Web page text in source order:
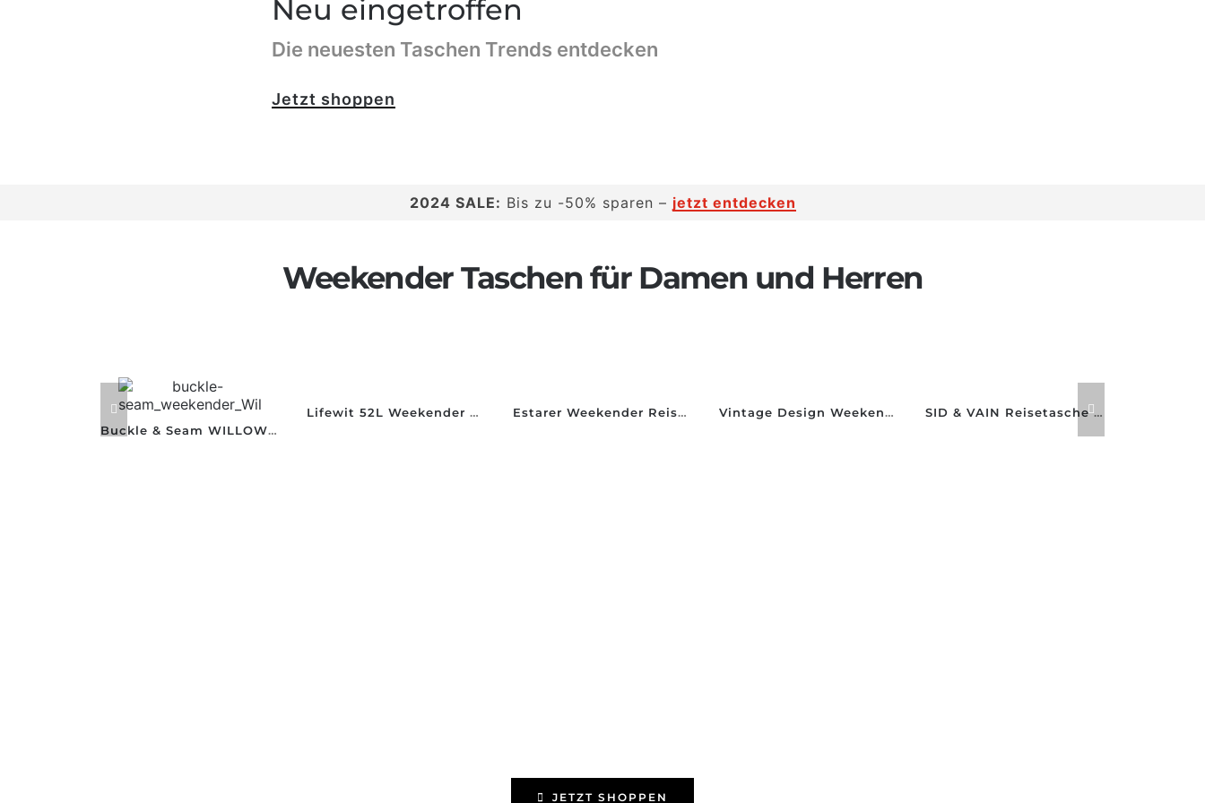
Neu eingetroffen
Die neuesten Taschen Trends entdecken
Jetzt shoppen
2024 SALE: Bis zu -50% sparen – jetzt entdecken
Weekender Taschen für Damen und Herren
Buckle & Seam WILLOW Weekender Duffel
Lifewit 52L Weekender Sporttasche Canvas Leder Estarer Weekender Reisetasche Sporttasche Unisex Vintage Vintage Design Weekender Tasche Leder braun SID & VAIN Reisetasche Bristol XXL Herren Weekender 65 cm braun
JETZT SHOPPEN